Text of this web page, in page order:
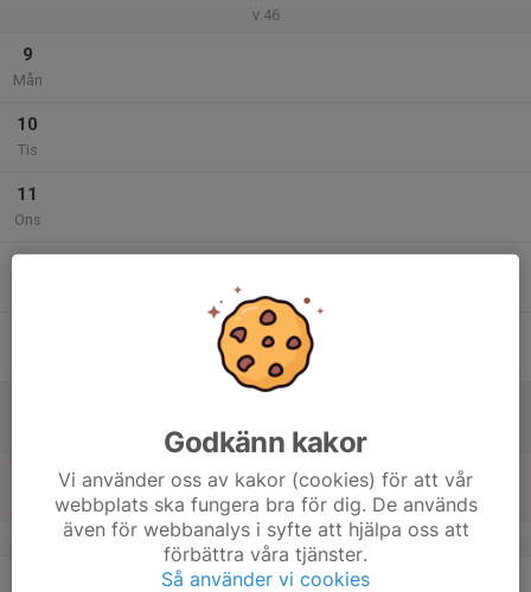
v.46
9
Mån
10
Tis
11
Ons
v.47
Godkänn kakor
Vi använder oss av kakor (cookies) för att vår
webbplats ska fungera bra för dig. De används
även för webbanalys i syfte att hjälpa oss att
förbättra våra tjänster.
Så använder vi cookies